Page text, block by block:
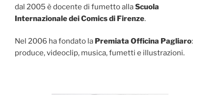
dal 2005 è docente di fumetto allaScuola
Internazionale dei Comics di Firenze.
Nel 2006 ha fondato la Premiata Officina Pagliaro:
produce, videoclip, musica, fumetti e illustrazioni.